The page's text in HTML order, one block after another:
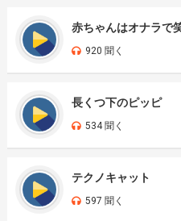
赤ちゃんはオナラで
920 聞く
長くつ下のピッピ
534 聞く
テクノキャット
597 聞く